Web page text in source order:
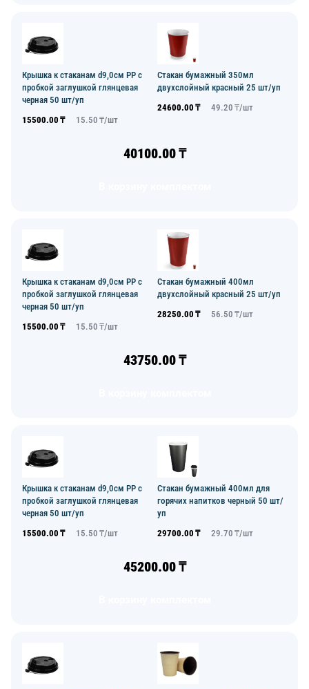
Крышка к стаканам d9,0см PP с
пробкой заглушкой глянцевая
черная 50 шт/уп
15500.00 ₸ 15.50 ₸/шт
Стакан бумажный 350мл
двухслойный красный 25 шт/уп
24600.00 ₸ 49.20 ₸/шт
40100.00₸
Крышка к стаканам d9,0см PP с
пробкой заглушкой глянцевая
черная 50 шт/уп
15500.00 ₸ 15.50 ₸/шт
Стакан бумажный 400мл
двухслойный красный 25 шт/уп
28250.00 ₸ 56.50 ₸/шт
43750.00₸
Крышка к стаканам d9,0см PP с
пробкой заглушкой глянцевая
черная 50 шт/уп
15500.00 ₸ 15.50 ₸/шт
Стакан бумажный 400мл для
горячих напитков черный 50 шт/
уп
29700.00 ₸ 29.70 ₸/шт
45200.00₸